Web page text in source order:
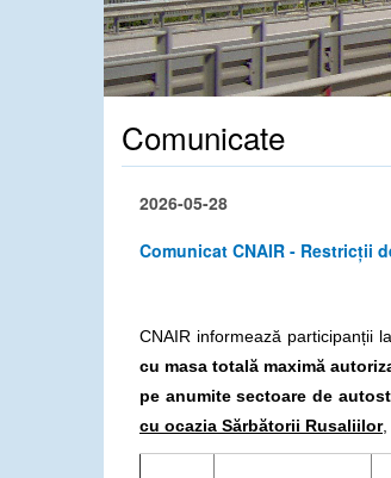
Comunicate
2026-05-28
Comunicat CNAIR - Restricții
CNAIR informează participanții
cu masa totală maximă
pe anumite sectoare de
cu ocazia Sărbătorii Rusaliilor,